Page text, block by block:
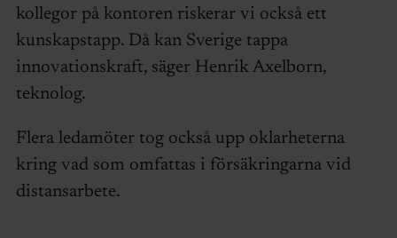
kollegor på kontoren riskerar vi också ett
kunskapstapp. Då kan Sverige tappa
innovationskraft, säger Henrik Axelborn,
teknolog.
Flera ledamöter tog också upp oklarheterna
kring vad som omfattas i försäkringarna vid
distansarbete.